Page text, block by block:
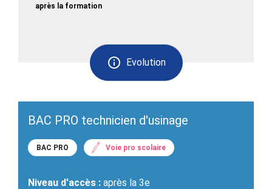
Evolution
après la formation
BAC PRO technicien d'usinage
BAC PRO Voie pro scolaire
Niveau d'accès : après la 3e